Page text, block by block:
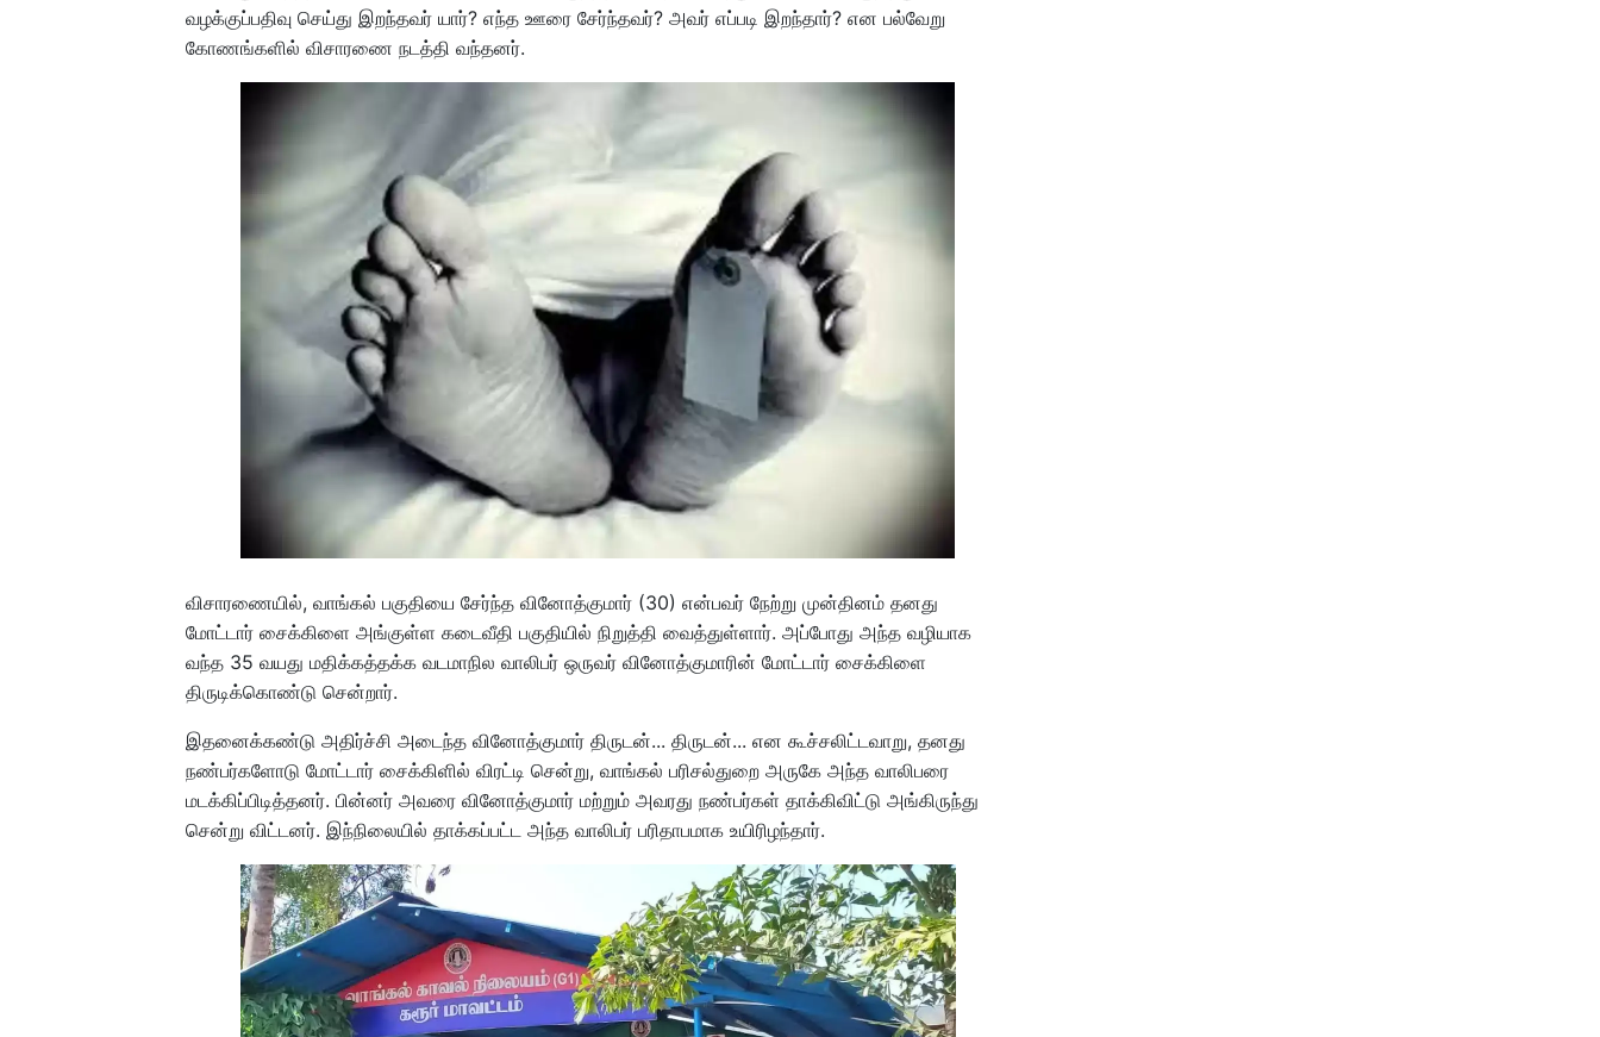
வழக்குப்பதிவு செய்து இறந்தவர் யார்? எந்த ஊரை சேர்ந்தவர்? அவர் எப்படி இறந்தார்? என பல்வேறு
கோணங்களில் விசாரணை நடத்தி வந்தனர்.
விசாரணையில், வாங்கல் பகுதியை சேர்ந்த வினோத்குமார் (30) என்பவர் நேற்று முன்தினம் தனது
மோட்டார் சைக்கிளை அங்குள்ள கடைவீதி பகுதியில் நிறுத்தி வைத்துள்ளார். அப்போது அந்த வழியாக
வந்த 35 வயது மதிக்கத்தக்க வடமாநில வாலிபர் ஒருவர் வினோத்குமாரின் மோட்டார் சைக்கிளை
திருடிக்கொண்டு சென்றார்.
இதனைக்கண்டு அதிர்ச்சி அடைந்த வினோத்குமார் திருடன்... திருடன்... என கூச்சலிட்டவாறு, தனது
நண்பர்களோடு மோட்டார் சைக்கிளில் விரட்டி சென்று, வாங்கல் பரிசல்துறை அருகே அந்த வாலிபரை
மடக்கிப்பிடித்தனர். பின்னர் அவரை வினோத்குமார் மற்றும் அவரது நண்பர்கள் தாக்கிவிட்டு அங்கிருந்து
சென்று விட்டனர். இந்நிலையில் தாக்கப்பட்ட அந்த வாலிபர் பரிதாபமாக உயிரிழந்தார்.